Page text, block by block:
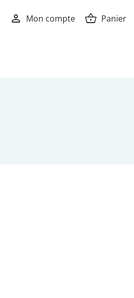
person Mon compte shopping_basket Panier